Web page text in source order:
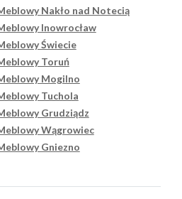
Nakło nad Notecią
Inowrocław
Świecie
Toruń
Mogilno
Tuchola
Grudziądz
Wągrowiec
Gniezno